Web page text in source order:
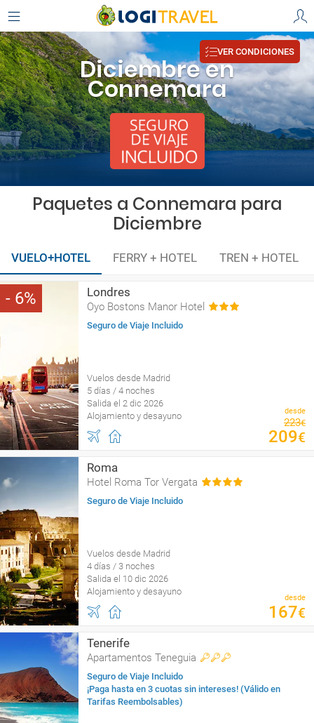
Diciembre en
Connemara
VER CONDICIONES
Paquetes a Connemara para
Diciembre
VUELO+HOTEL FERRY + HOTEL TREN + HOTEL
6 Londres
Oyo Bostons Manor Hotel
Seguro de Viaje Incluido
Vuelos desde Madrid
5 días / 4 noches
Salida el 2 dic 2026
Alojamiento y desayuno
desde
223€
209€
Roma
Hotel Roma Tor Vergata
Seguro de Viaje Incluido
Vuelos desde Madrid
4 días / 3 noches
Salida el 10 dic 2026
Alojamiento y desayuno
desde
167€
Tenerife
Apartamentos Teneguia
Seguro de Viaje Incluido
¡Paga hasta en 3 cuotas sin intereses! (Válido en
Tarifas Reembolsables)